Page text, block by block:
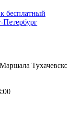
бесплатный
Петербург